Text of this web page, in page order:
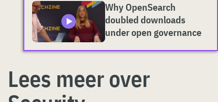
Why OpenSearch
doubled downloads
under open governance
Lees meer over